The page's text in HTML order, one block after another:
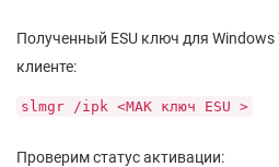
Полученный ESU ключ для Windows
клиенте:
slmgr /ipk <MAK ключ ESU >
Проверим статус активации: